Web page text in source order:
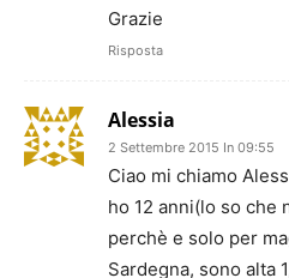
Grazie
Risposta
Alessia
2 Settembre 2015 In 09:55
Ciao mi chiamo
ho 12 anni(lo so che
perchè e solo per
Sardegna, sono alta